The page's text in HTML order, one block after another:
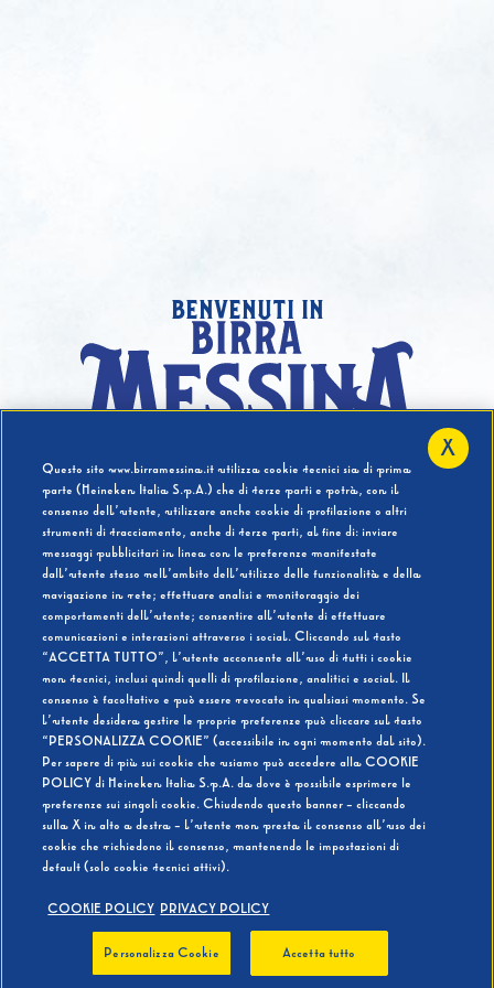
benvenuti in
Hai compiuto 18 Anni?
SI NO
BEVI RESPONSABILMENTE
Questo sito www.birramessina.it utilizza cookie tecnici sia di prima
parte (Heineken Italia S.p.A.) che di terze parti e potrà, con il
consenso dell’utente, utilizzare anche cookie di profilazione o altri
strumenti di tracciamento, anche di terze parti, al fine di: inviare
messaggi pubblicitari in linea con le preferenze manifestate
dall’utente stesso nell’ambito dell’utilizzo delle funzionalità e della
navigazione in rete; effettuare analisi e monitoraggio dei
comportamenti dell’utente; consentire all’utente di effettuare
comunicazioni e interazioni attraverso i social. Cliccando sul tasto
“ACCETTA TUTTO”, l’utente acconsente all’uso di tutti i cookie
non tecnici, inclusi quindi quelli di profilazione, analitici e social. Il
consenso è facoltativo e può essere revocato in qualsiasi momento. Se
l’utente desidera gestire le proprie preferenze può cliccare sul tasto
“PERSONALIZZA COOKIE” (accessibile in ogni momento dal sito).
Per sapere di più sui cookie che usiamo può accedere alla COOKIE
POLICY di Heineken Italia S.p.A. da dove è possibile esprimere le
preferenze sui singoli cookie. Chiudendo questo banner - cliccando
sulla X in alto a destra - l’utente non presta il consenso all’uso dei
cookie che richiedono il consenso, mantenendo le impostazioni di
default (solo cookie tecnici attivi).
COOKIE POLICY PRIVACY POLICY
Personalizza Cookie Accetta tutto
X